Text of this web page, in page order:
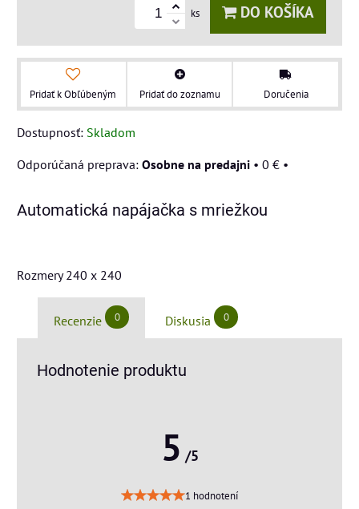
ks DO KOŠÍKA
Pridať k Obľúbeným Pridať do zoznamu Doručenia
Dostupnosť: Skladom
Osobne na predajni • 0 € •
Automatická napájačka s mriežkou
Rozmery 240 x 240
Recenzie 0 Diskusia 0
Hodnotenie produktu
5 /5
1 hodnotení